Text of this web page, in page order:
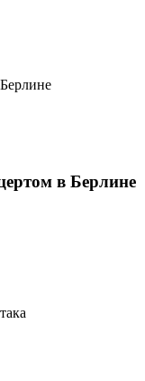
в Берлине